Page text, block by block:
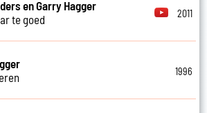
en Garry Hagger
te goed
2011
1996